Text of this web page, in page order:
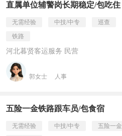
直属单位辅警岗长期稳定/包吃住
无需经验 中技/中专 巡查
铁路
河北暮贤客运服务 民营
郭女士 人事
五险一金铁路跟车员/包食宿
无需经验 中技/中专 五险一金